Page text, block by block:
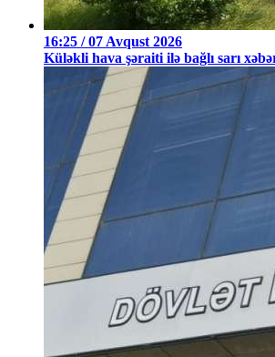
16:25 / 07 Avqust 2026
Küləkli hava şəraiti ilə bağlı sarı